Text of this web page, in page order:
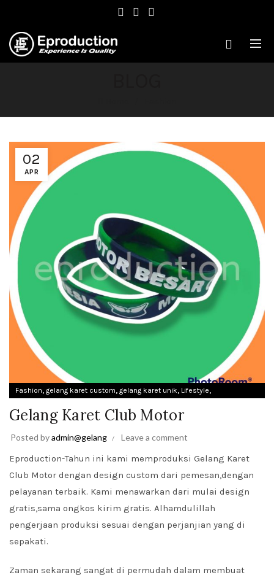
02
APR
Fashion, gelang karet custom, gelang karet unik, Lifestyle,
Gelang Karet Club Motor
Posted byadmin@gelang Leave a comment
Eproduction-Tahun ini kami memproduksi Gelang Karet
Club Motor dengan design custom dari pemesan,dengan
pelayanan terbaik. Kami menawarkan dari mulai design
gratis,sama ongkos kirim gratis. Alhamdulillah
pengerjaan produksi sesuai dengan perjanjian yang di
sepakati.
Zaman sekarang sangat di permudah dalam membuat